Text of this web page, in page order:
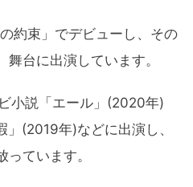
約束」でデビューし、その
台に出演しています。
小説「エール」(2020年)
(2019年)などに出演し、
ています。